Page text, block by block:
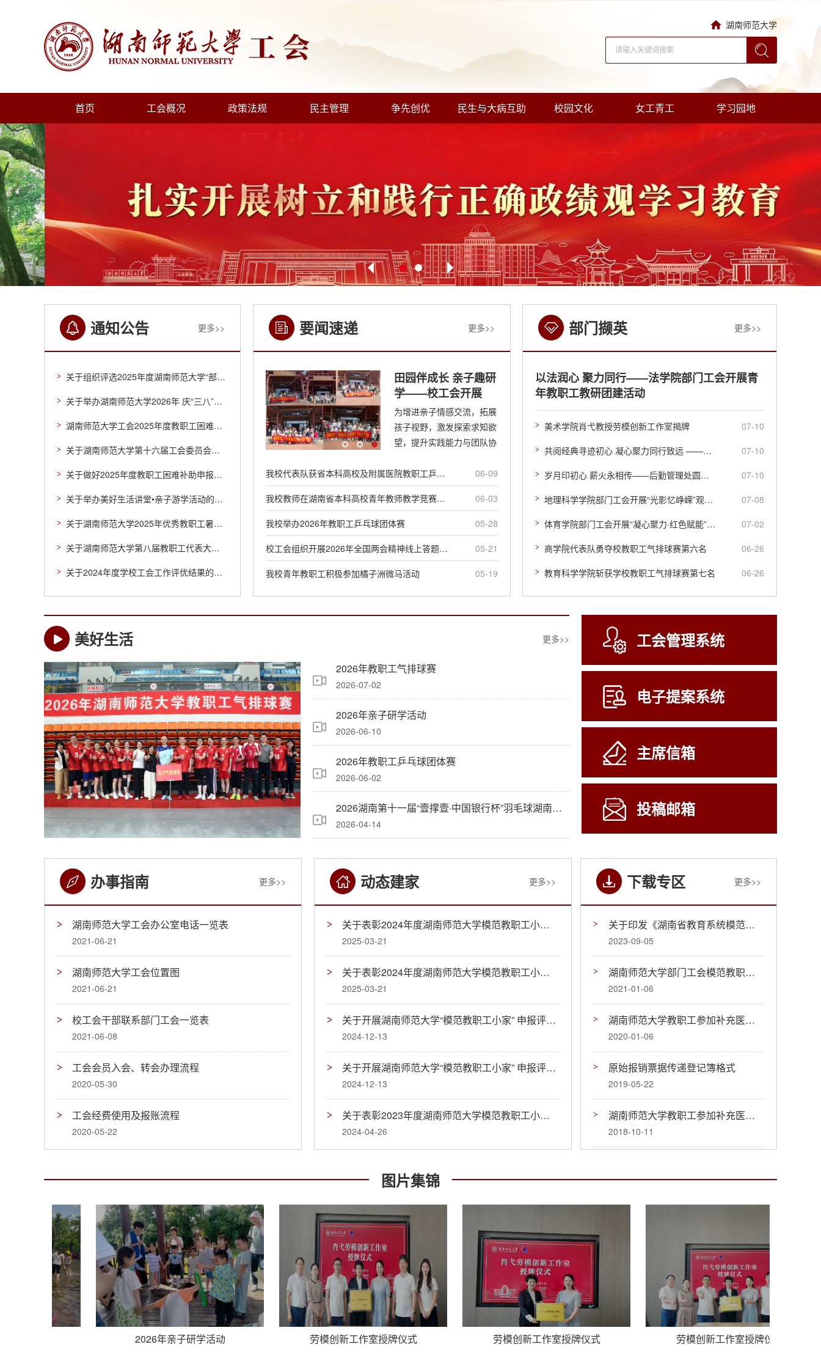
湖南师范大学
首页 工会概况 政策法规 民主管理 争先创优 民生与大病互助 校园文化 女工青工 学习园地
更多>>
通知公告
关于组织评选2025年度湖南师范大学“部门工会工作先进单位”、“部门工会单项工作先进单位”、“优秀工会干部”
关于举办湖南师范大学2026年 庆“三八”国际妇女节系列活动的通知
湖南师范大学工会2025年度教职工困难补助评审结果公示
关于湖南师范大学第十六届工会委员会委员、主席候选人的公示
关于做好2025年度教职工困难补助申报工作的通知
关于举办美好生活讲堂•亲子游学活动的通知
关于湖南师范大学2025年优秀教职工暑期疗休养人员名单的公示
关于湖南师范大学第八届教职工代表大会第四次会议、第十六届工会会员代表大会第四次会议会务工作的通知
关于2024年度学校工会工作评优结果的公示
更多>>
要闻速递
田园伴成长 亲子趣研
学——校工会开展
2026年美好生活讲堂
·亲子研学活动
为增进亲子情感交流，拓展
孩子视野，激发探索求知欲
望，提升实践能力与团队协
会精心组织 200 余户教职
工家庭，前往宁乡市稻花香
里农耕文化园开展田园体验
亲子研学活动，让大家在自
然田园中体验劳作、乐享陪
伴。本次活动以家庭为单
位，内容丰富、趣味十足，
兼具实践性与教育性。在研
学老师的带领下，大家沉浸
06-09
我校代表队获省本科高校及附属医院教职工乒乓球团体赛亚军
06-03
我校教师在湖南省本科高校青年教师教学竞赛中斩获佳绩
05-28
我校举办2026年教职工乒乓球团体赛
05-21
校工会组织开展2026年全国两会精神线上答题活动
05-19
我校青年教职工积极参加橘子洲微马活动
更多>>
部门撷英
以法润心 聚力同行——法学院部门工会开展青
年教职工教研团建活动
07-10
美术学院肖弋教授劳模创新工作室揭牌
07-10
共阅经典寻迹初心 凝心聚力同行致远 ——商学院开展“行走的阅读”工会活动
07-10
岁月印初心 薪火永相传——后勤管理处圆满举办2026年上半年职工荣休仪式
07-08
地理科学学院部门工会开展“光影忆峥嵘”观影活动
07-02
体育学院部门工会开展“凝心聚力·红色赋能”井冈山研习主题活动
06-26
商学院代表队勇夺校教职工气排球赛第六名
06-26
教育科学学院斩获学校教职工气排球赛第七名
更多>>
美好生活
2026年教职工气排球赛
2026-07-02
2026年亲子研学活动
2026-06-10
2026年教职工乒乓球团体赛
2026-06-02
2026湖南第十一届“壹撑壹·中国银行杯”羽毛球湖南师范大学邀请赛
2026-04-14
工会管理系统
电子提案系统
主席信箱
投稿邮箱
更多>>
办事指南
湖南师范大学工会办公室电话一览表
2021-06-21
湖南师范大学工会位置图
2021-06-21
校工会干部联系部门工会一览表
2021-06-08
工会会员入会、转会办理流程
2020-05-30
工会经费使用及报账流程
2020-05-22
更多>>
动态建家
关于表彰2024年度湖南师范大学模范教职工小家的决定
2025-03-21
关于表彰2024年度湖南师范大学模范教职工小家的决定
2025-03-21
关于开展湖南师范大学“模范教职工小家” 申报评选活动的通知
2024-12-13
关于开展湖南师范大学“模范教职工小家” 申报评选活动的通知
2024-12-13
关于表彰2023年度湖南师范大学模范教职工小家的决定
2024-04-26
更多>>
下载专区
关于印发《湖南省教育系统模范教职工之家、模范教职工小家创建管理办法（试行）》的通知
2023-09-05
湖南师范大学部门工会模范教职工小家建设管理实施办法
2021-01-06
湖南师范大学教职工参加补充医疗保险互助金申请表
2020-01-06
原始报销票据传递登记簿格式
2019-05-22
湖南师范大学教职工参加补充医疗保险互助金申请表
2018-10-11
图片集锦
2026年亲子研学活动 劳模创新工作室授牌仪式 劳模创新工作室授牌仪式 劳模创新工作室授牌仪式